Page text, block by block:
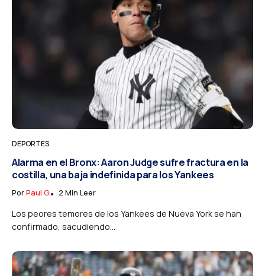
DEPORTES
Alarma en el Bronx: Aaron Judge sufre fractura en la
costilla, una baja indefinida para los Yankees
PorPaul G. 2 Min Leer
Los peores temores de los Yankees de Nueva York se han
confirmado, sacudiendo...